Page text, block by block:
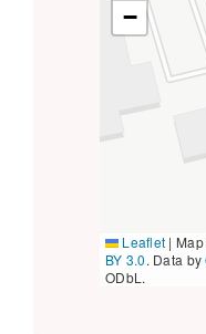
−
Leaflet |
BY 3.0. Data by
ODbL.